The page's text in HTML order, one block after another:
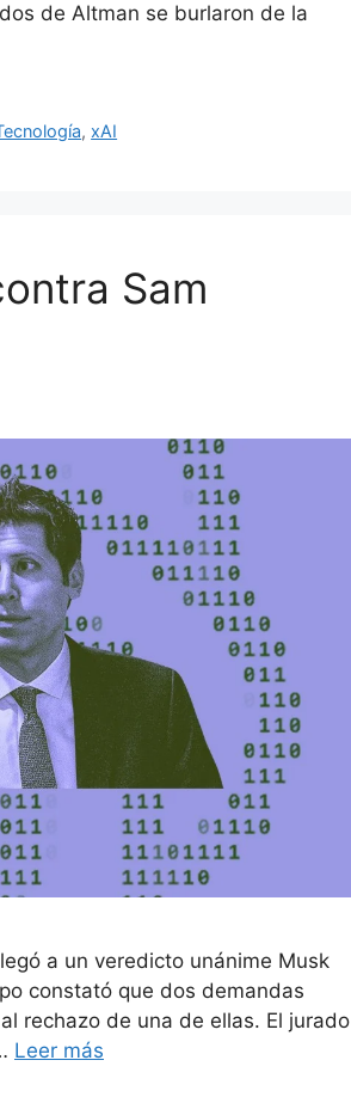
de Altman se burlaron de la
,xAI
Sam
a un veredicto unánime Musk
constató que dos demandas
rechazo de una de ellas. El jurado
Leer más